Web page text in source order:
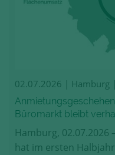
02.07.2026 | Hamburg
Büromarkt bleibt
Hamburg,
hat im ersten